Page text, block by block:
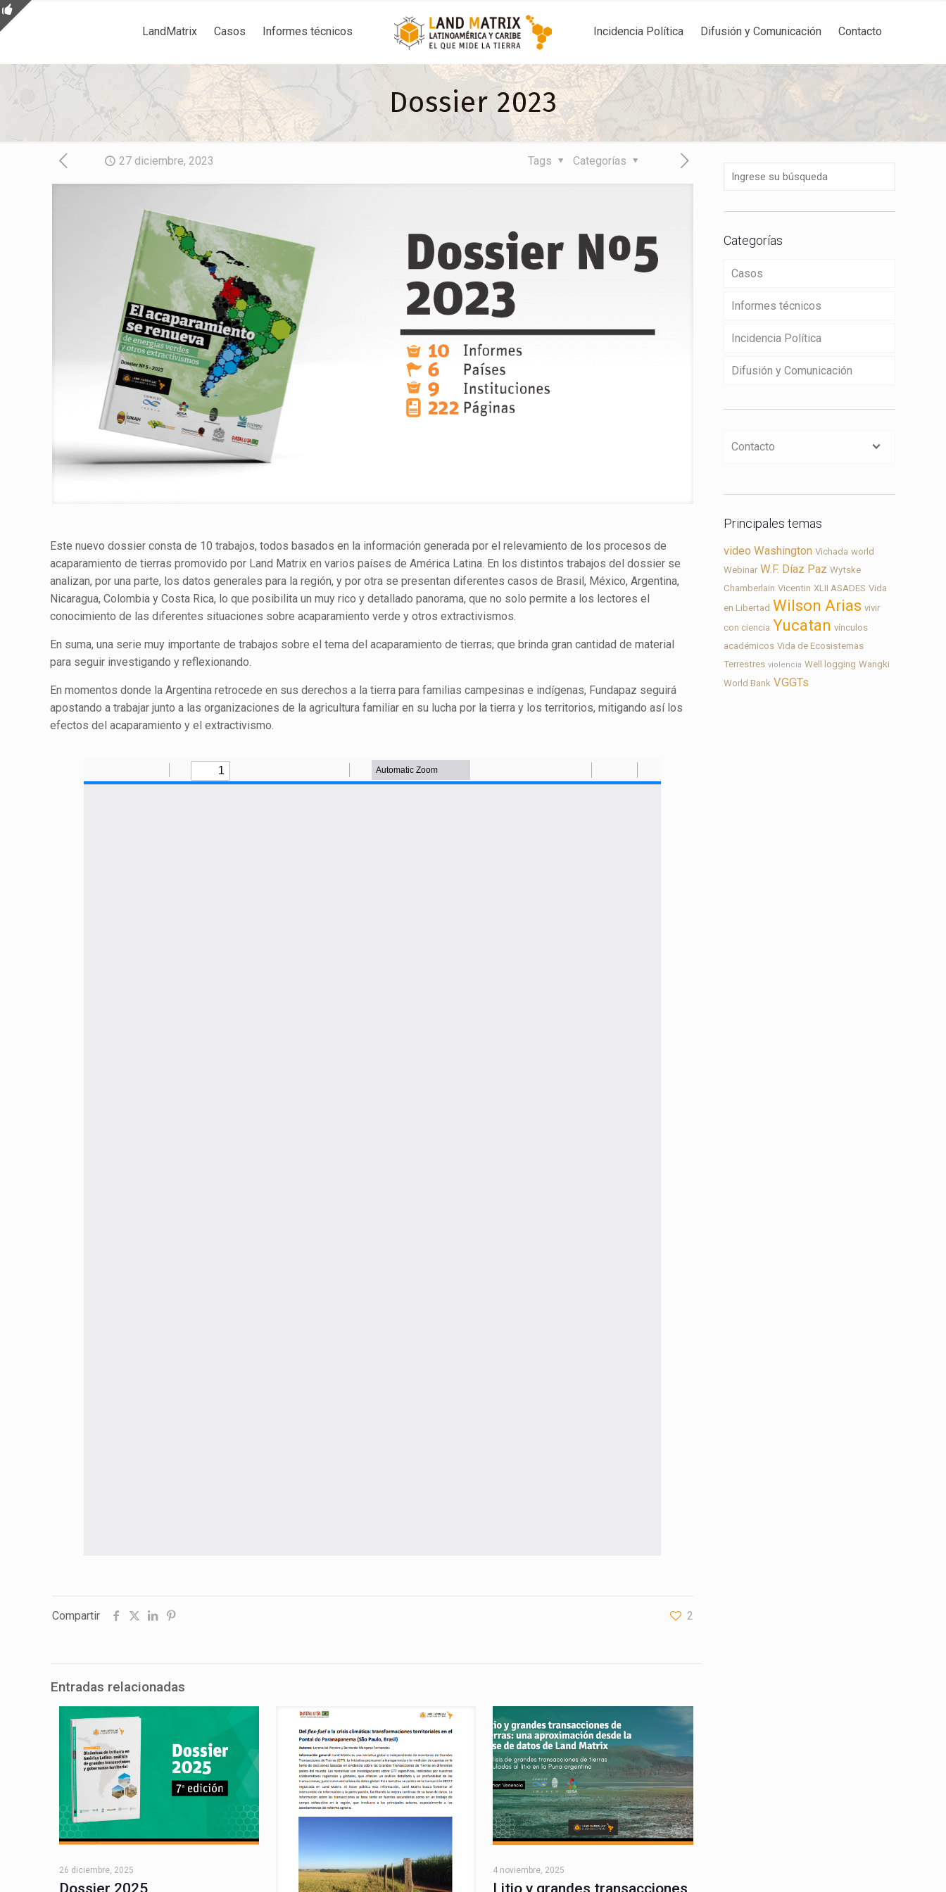
LandMatrix Casos Informes técnicos Incidencia Política Difusión y Comunicación Contacto
Dossier 2023
27 diciembre, 2023 Categorías
Tags
Este nuevodossier consta de 10 trabajos, todos basados en la información generada por el relevamiento de los procesos de
acaparamiento de tierras promovido por Land Matrix en varios países de América Latina. En los distintos trabajos deldossier se
analizan, por una parte, los datos generales para la región, y por otra se presentan diferentes casos de Brasil, México, Argentina,
Nicaragua, Colombia y Costa Rica, lo que posibilita un muy rico y detallado panorama, que no solo permite a los lectores el
conocimiento de las diferentes situaciones sobre acaparamiento verde y otros extractivismos.
En suma, una serie muy importante de trabajos sobre el tema del acaparamiento de tierras; que brinda gran cantidad de material
para seguir investigando y reflexionando.
En momentos donde la Argentina retrocede en sus derechos a la tierra para familias campesinas e indígenas, Fundapaz seguirá
apostando a trabajar junto a las organizaciones de la agricultura familiar en su lucha por la tierra y los territorios, mitigando así los
efectos del acaparamiento y el extractivismo.
Compartir 2
Entradas relacionadas
26 diciembre, 2025
Dossier 2025
4 noviembre, 2025
Litio y grandes transacciones
Categorías
Casos
Informes técnicos
Incidencia Política
Difusión y Comunicación
Contacto
Principales temas
video Washington Vichada world
Webinar W.F. Díaz Paz Wytske
Chamberlain Vicentin XLII ASADES Vida
en Libertad Wilson Arias vivir
con ciencia Yucatan vínculos
académicos Vida de Ecosistemas
Terrestres violencia Well logging Wangki
World Bank VGGTs